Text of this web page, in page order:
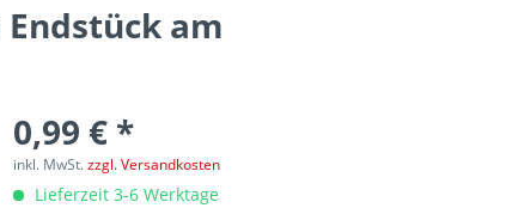
am
0,99 € *
inkl. MwSt.zzgl. Versandkosten
Lieferzeit 3-6 Werktage